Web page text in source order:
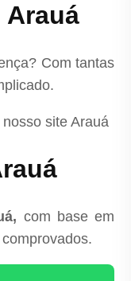
Com tantas
nosso site Arauá
com base em